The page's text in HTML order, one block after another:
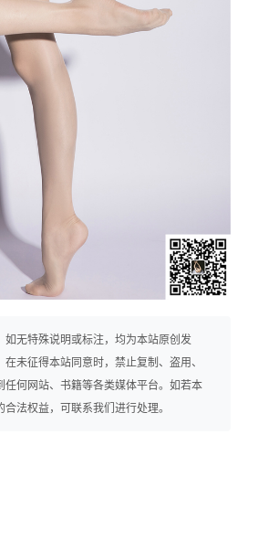
如无特殊说明或标注，均为本站原创发
未征得本站同意时，禁止复制、盗用、
任何网站、书籍等各类媒体平台。如若本
法权益，可联系我们进行处理。